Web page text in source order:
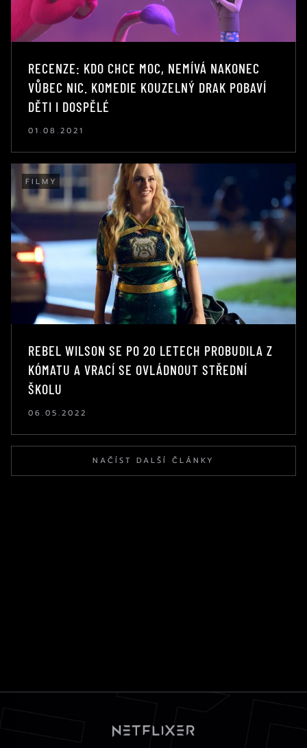
RECENZE: KDO CHCE MOC, NEMÍVÁ NAKONEC
VŮBEC NIC. KOMEDIE KOUZELNÝ DRAK POBAVÍ
DĚTI I DOSPĚLÉ
01.08.2021
FILMY
REBEL WILSON SE PO 20 LETECH PROBUDILA Z
KÓMATU A VRACÍ SE OVLÁDNOUT STŘEDNÍ
ŠKOLU
06.05.2022
NAČÍST DALŠÍ ČLÁNKY